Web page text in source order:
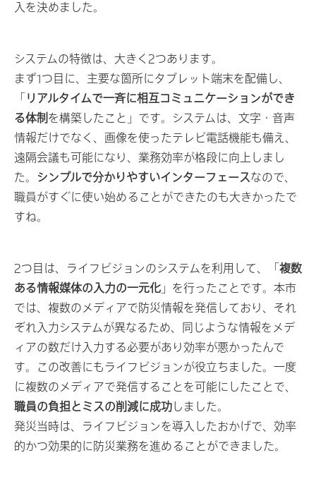
入を決めました。
システムの特徴は、大きく2つあります。
まず1つ目に、主要な箇所にタブレット端末を配備し、
「 リアルタイムで一斉に相互コミュニケーションができ
る体制 を構築したこと」です。システムは、文字・音声
情報だけでなく、画像を使ったテレビ電話機能も備え、
遠隔会議も可能になり、業務効率が格段に向上しまし
た。
シンプルで分かりやすいインターフェース なので、
職員がすぐに使い始めることができたのも大きかったで
すね。
2つ目は、ライフビジョンのシステムを利用して、「 複数
ある情報媒体の入力の一元化 」を行ったことです。本市
では、複数のメディアで防災情報を発信しており、それ
ぞれ入力システムが異なるため、同じような情報をメデ
ィアの数だけ入力する必要があり効率が悪かったんで
す。この改善にもライフビジョンが役立ちました。一度
に複数のメディアで発信することを可能にしたことで、
職員の負担とミスの削減に成功しました。
発災当時は、ライフビジョンを導入したおかげで、効率
的かつ効果的に防災業務を進めることができました。